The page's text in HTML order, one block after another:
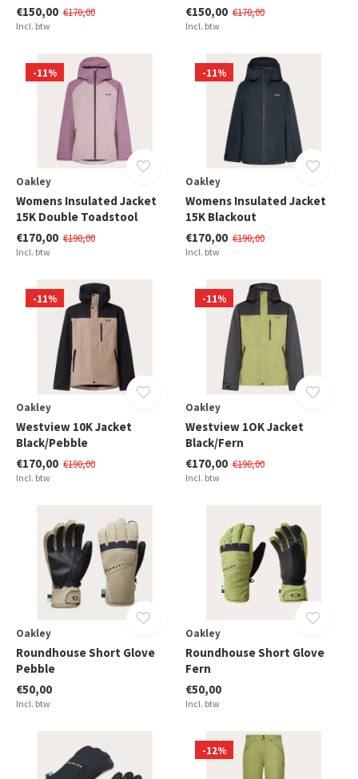
€150,00 €170,00
Incl. btw
€150,00 €170,00
Incl. btw
-11%
Oakley
Womens Insulated Jacket
15K Double Toadstool
€170,00 €190,00
Incl. btw
-11%
Oakley
Womens Insulated Jacket
15K Blackout
€170,00 €190,00
Incl. btw
-11%
Oakley
Westview 10K Jacket
Black/Pebble
€170,00 €190,00
Incl. btw
-11%
Oakley
Westview 1OK Jacket
Black/Fern
€170,00 €190,00
Incl. btw
Oakley
Roundhouse Short Glove
Pebble
€50,00
Incl. btw
Oakley
Roundhouse Short Glove
Fern
€50,00
Incl. btw
-12%